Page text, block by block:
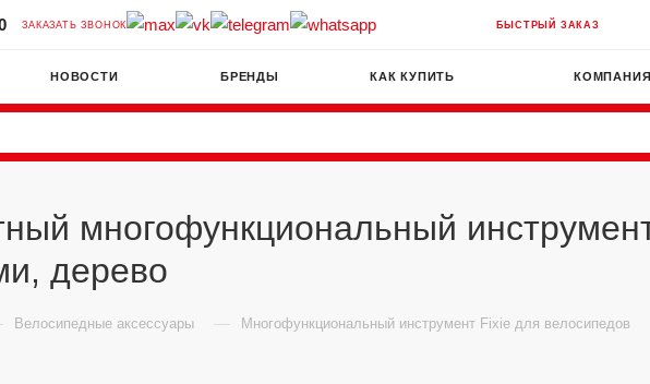
ЗАКАЗАТЬ ЗВОНОК БЫСТРЫЙ ЗАКАЗ
НОВОСТИ БРЕНДЫ КАК КУПИТЬ КОМПАНИЯ
многофункциональный
дерево
Велосипедные аксессуары — Многофункциональный инструмент Fixie для велосипедов